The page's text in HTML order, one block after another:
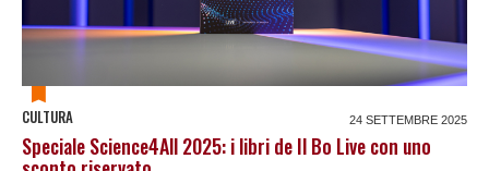
CULTURA 24 SETTEMBRE 2025
Speciale Science4All 2025: i libri de Il Bo Live con uno